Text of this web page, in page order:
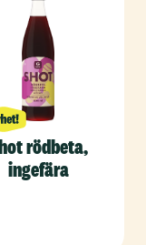
rödbeta,
ingefära